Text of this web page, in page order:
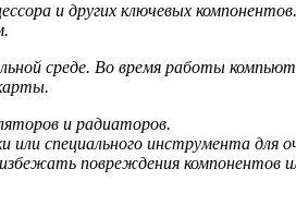
и других ключевых
среде. Во время работы
и радиаторов.
специального инструмента для
повреждения компонентов